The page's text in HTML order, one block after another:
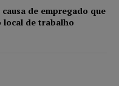
de empregado que
local de trabalho